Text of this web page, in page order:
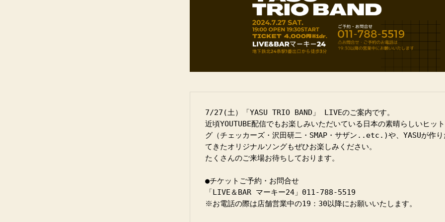
7/27(土）「YASU TRIO BAND」 LIVEのご案内です。
近頃YOUTUBE配信でもお楽しみいただいている日本の素晴らしいヒッ
グ（チェッカーズ・沢田研二・SMAP・サザン..etc.)や、YASUが作り
てきたオリジナルソングもぜひお楽しみください。
たくさんのご来場お待ちしております。
●チケットご予約・お問合せ
「LIVE＆BAR マーキー24」011‐788‐5519
※お電話の際は店舗営業中の19：30以降にお願いいたします。